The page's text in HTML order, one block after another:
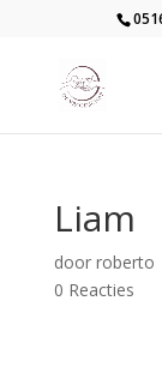
Liam
door roberto
0 Reacties